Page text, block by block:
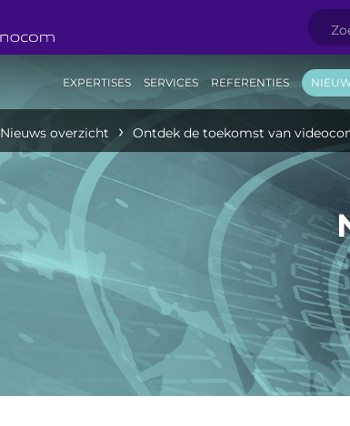
EXPERTISES SERVICES REFERENTIES
Nieuws overzicht Ontdek de toekomst van